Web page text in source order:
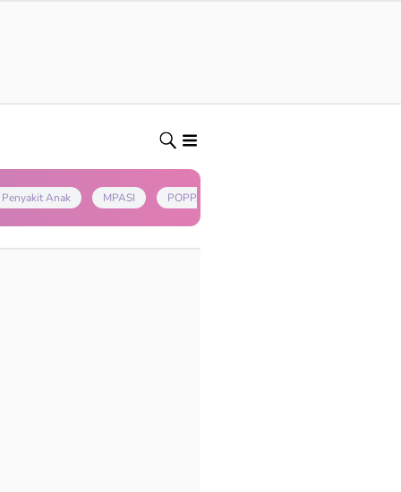
Penyakit Anak MPASI POPPAPA